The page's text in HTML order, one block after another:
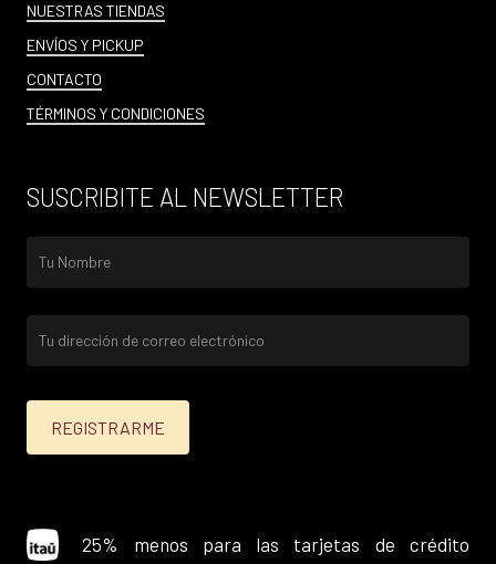
NUESTRAS TIENDAS
ENVÍOS Y PICKUP
CONTACTO
TÉRMINOS Y CONDICIONES
SUSCRIBITE AL NEWSLETTER
25% menos para las tarjetas de crédito